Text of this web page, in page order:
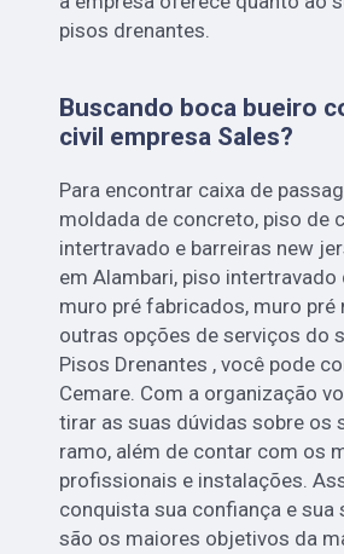
pisos drenantes.
Buscando boca bueiro
civil empresa Sales?
Para encontrar caixa de
moldada de concreto, piso de
intertravado e barreiras new
em Alambari, piso intertravado
muro pré fabricados, muro pré
outras opções de serviços do
Pisos Drenantes , você pode
Cemare. Com a organização
tirar as suas dúvidas sobre os
ramo, além de contar com os
profissionais e instalações.
conquista sua confiança e sua
são os maiores objetivos da